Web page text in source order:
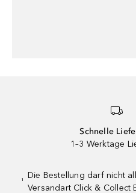
Schnelle
1–3 Werktage
¹
Die Bestellung darf nicht
Versandart Click & Collect